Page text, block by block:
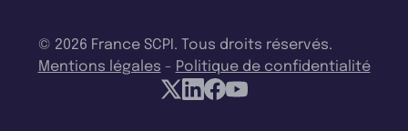
© 2026 France SCPI. Tous droits réservés.
Mentions légales - Politique de confidentialité